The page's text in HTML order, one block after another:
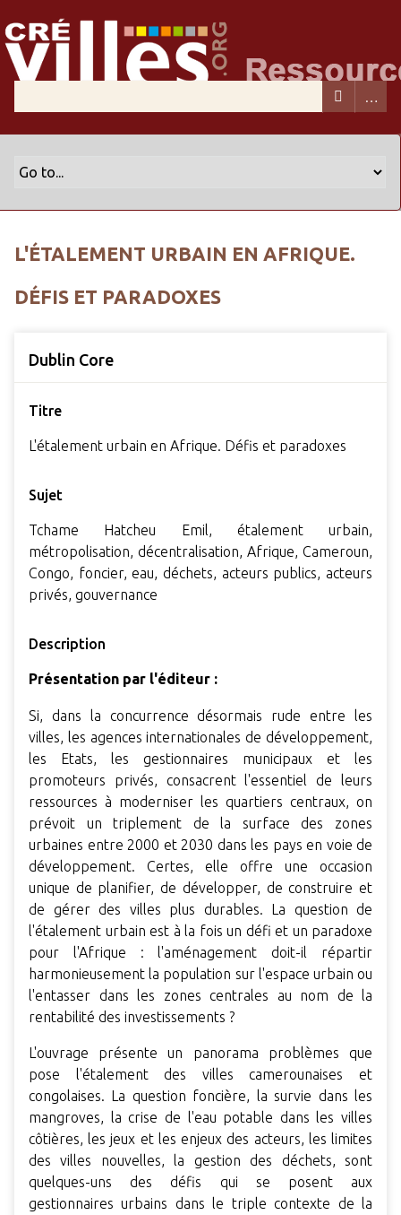
L'ÉTALEMENT URBAIN EN AFRIQUE.
DÉFIS ET PARADOXES
Dublin Core
Titre
L'étalement urbain en Afrique. Défis et paradoxes
Sujet
Tchame Hatcheu Emil, étalement urbain,
métropolisation, décentralisation, Afrique, Cameroun,
Congo, foncier, eau, déchets, acteurs publics, acteurs
privés, gouvernance
Description
Présentation par l'éditeur :
Si, dans la concurrence désormais rude entre les
villes, les agences internationales de développement,
les Etats, les gestionnaires municipaux et les
promoteurs privés, consacrent l'essentiel de leurs
ressources à moderniser les quartiers centraux, on
prévoit un triplement de la surface des zones
urbaines entre 2000 et 2030 dans les pays en voie de
développement. Certes, elle offre une occasion
unique de planifier, de développer, de construire et
de gérer des villes plus durables. La question de
l'étalement urbain est à la fois un défi et un paradoxe
pour l'Afrique : l'aménagement doit-il répartir
harmonieusement la population sur l'espace urbain ou
l'entasser dans les zones centrales au nom de la
rentabilité des investissements ?
L'ouvrage présente un panorama problèmes que
pose l'étalement des villes camerounaises et
congolaises. La question foncière, la survie dans les
mangroves, la crise de l'eau potable dans les villes
côtières, les jeux et les enjeux des acteurs, les limites
des villes nouvelles, la gestion des déchets, sont
quelques-uns des défis qui se posent aux
gestionnaires urbains dans le triple contexte de la